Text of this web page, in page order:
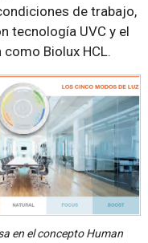
de trabajo,
tecnología UVC y el
Biolux HCL.
en el concepto Human